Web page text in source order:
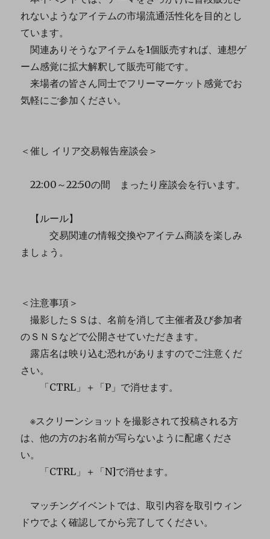
れないようなアイテムの市場流通活性化を目的とし
ています。
関連ありそうなアイテムを1個販売すれば、連想ゲ
ーム感覚に拡大解釈して販売可能です。
来場者の皆さん同士でフリーマーケット感覚でお
気軽にご参加ください。
＜催し イリア交易報告座談会＞
22:00～22:50の間 まったり座談会を行います。
【ルール】
交易関連の情報交換やアイテム商談を楽しみ
ましょう。
＜注意事項＞
撮影したＳＳは、名前を消して主催者及び参加者
のＳＮＳなどで公開させていただきます。
露店名は映り込む恐れがありますのでご注意くだ
さい。
「CTRL」＋「P」で消せます。
※スクリーンショットを撮影されて投稿される方
は、他の方のお名前が写らないように配慮くださ
い。
「CTRL」＋「N]で消せます。
マッチングイベントでは、取引内容を取引ウィン
ドウでよく確認してから完了してください。